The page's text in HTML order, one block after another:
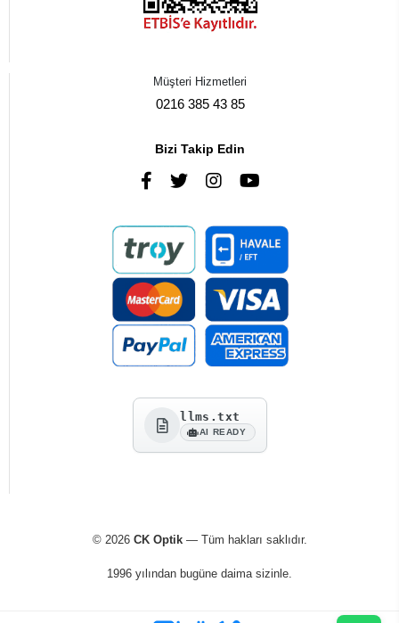
Müşteri Hizmetleri
0216 385 43 85
Bizi Takip Edin
llms.txt
AI READY
© 2026 CK Optik— Tüm hakları saklıdır.
1996 yılından bugüne daima sizinle.